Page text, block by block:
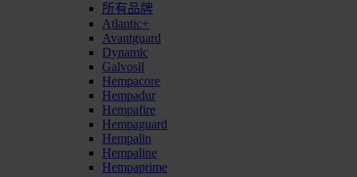
所有品牌
Atlantic+
Avantguard
Dynamic
Galvosil
Hempacore
Hempadur
Hempafire
Hempaguard
Hempalin
Hempaline
Hempaprime